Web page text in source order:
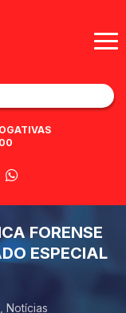
FORENSE
ESPECIAL
Notícias